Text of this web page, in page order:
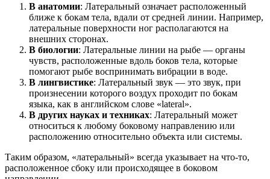
В анатомии: Латеральный означает расположенный
ближе к бокам тела, вдали от средней линии. Например,
латеральные поверхности ног располагаются на
внешних сторонах.
В биологии: Латеральные линии на рыбе — органы
чувств, расположенные вдоль боков тела, которые
помогают рыбе воспринимать вибрации в воде.
В лингвистике: Латеральный звук — это звук, при
произнесении которого воздух проходит по бокам
языка, как в английском слове «lateral».
В других науках и техниках: Латеральный может
относиться к любому боковому направлению или
расположению относительно объекта или системы.
Таким образом, «латеральный» всегда указывает на что-то,
расположенное сбоку или происходящее в боковом